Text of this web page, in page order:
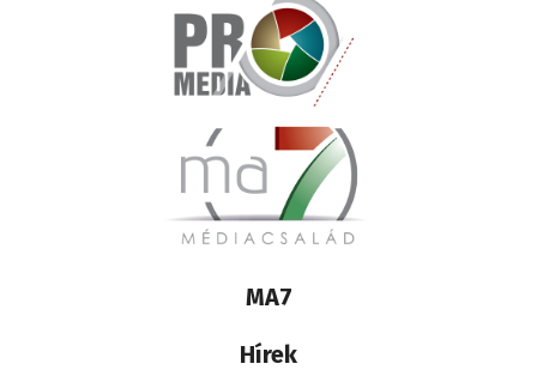
Lábléc
médiacsalád
MA7
Hírek